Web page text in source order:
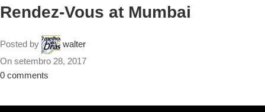
Rendez-Vous at Mumbai
Posted by
walter
On setembro 28, 2017
0 comments